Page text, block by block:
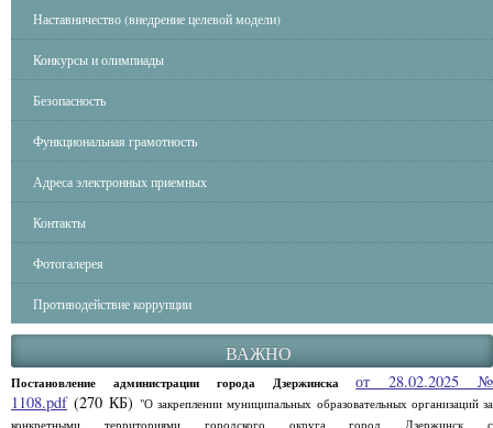
Наставничество (внедрение целевой модели)
Конкурсы и олимпиады
Безопасность
Функциональная грамотность
Адреса электронных приемных
Контакты
Фотогалерея
Противодействие коррупции
ВАЖНО
Постановление администрации города Дзержинскаот 28.02.2025 №
1108.pdf(270 КБ) "О закреплении муниципальных образовательных организаций за
конкретными территориями городского округа город Дзержинск с